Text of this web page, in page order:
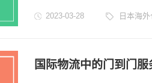
2023-03-28 日本海外
国际物流中的门到门